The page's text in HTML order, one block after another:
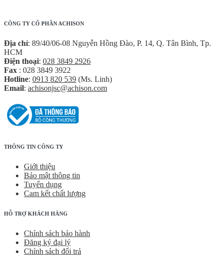
CÔNG TY CỔ PHẦN ACHISON
Địa chỉ: 89/40/06-08 Nguyễn Hồng Đào, P. 14, Q. Tân Bình, Tp.
HCM
Điện thoại: 028 3849 2926
Fax : 028 3849 3922
Hotline: 0913 820 539 (Ms. Linh)
Email: achisonjsc@achison.com
THÔNG TIN CÔNG TY
Giới thiệu
Bảo mật thông tin
Tuyển dụng
Cam kết chất lượng
HỖ TRỢ KHÁCH HÀNG
Chính sách bảo hành
Đăng ký đại lý
Chính sách đổi trả